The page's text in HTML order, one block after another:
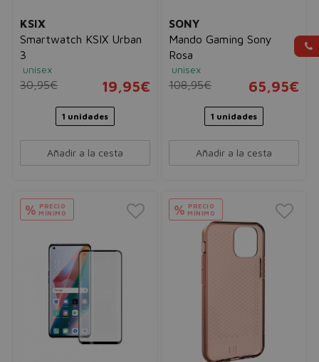
KSIX
Smartwatch KSIX Urban
3
unisex
30,95€ 19,95€
1 unidades
Añadir a la cesta
SONY
Mando Gaming Sony
Rosa
unisex
108,95€ 65,95€
1 unidades
Añadir a la cesta
% PRECIO
MÍNIMO
% PRECIO
MÍNIMO